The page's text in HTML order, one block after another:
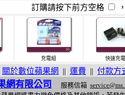
訂購請按下前方空格
充電組 快速充
關於數位蘋果網 || 運費 || 付款方
網有限公司 服務信箱